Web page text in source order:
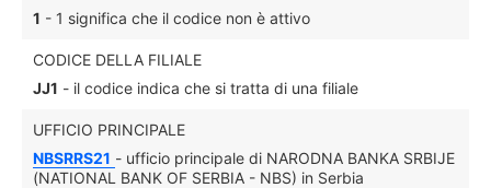
1 - 1 significa che il codice non è attivo
CODICE DELLA FILIALE
JJ1 - il codice indica che si tratta di una filiale
UFFICIO PRINCIPALE
NBSRRS21 - ufficio principale di NARODNA BANKA SRBIJE
(NATIONAL BANK OF SERBIA - NBS) in Serbia